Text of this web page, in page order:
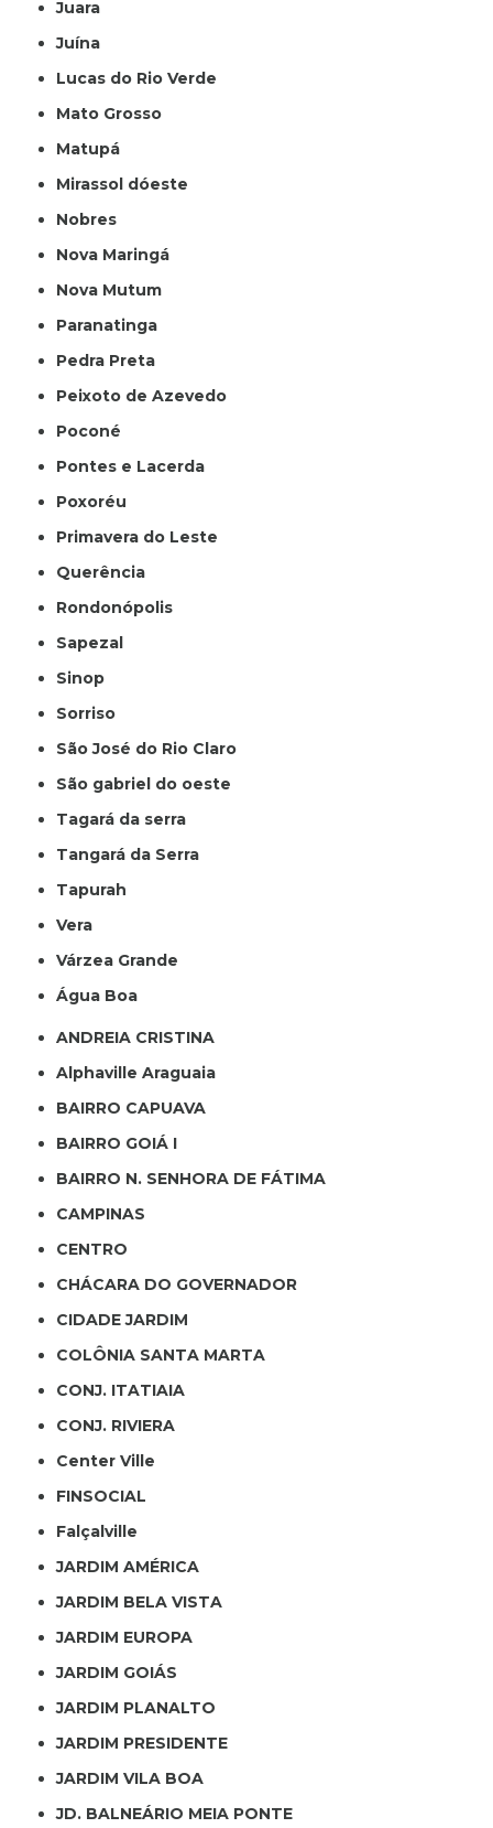
Juara
Juína
Lucas do Rio Verde
Mato Grosso
Matupá
Mirassol dóeste
Nobres
Nova Maringá
Nova Mutum
Paranatinga
Pedra Preta
Peixoto de Azevedo
Poconé
Pontes e Lacerda
Poxoréu
Primavera do Leste
Querência
Rondonópolis
Sapezal
Sinop
Sorriso
São José do Rio Claro
São gabriel do oeste
Tagará da serra
Tangará da Serra
Tapurah
Vera
Várzea Grande
Água Boa
ANDREIA CRISTINA
Alphaville Araguaia
BAIRRO CAPUAVA
BAIRRO GOIÁ I
BAIRRO N. SENHORA DE FÁTIMA
CAMPINAS
CENTRO
CHÁCARA DO GOVERNADOR
CIDADE JARDIM
COLÔNIA SANTA MARTA
CONJ. ITATIAIA
CONJ. RIVIERA
Center Ville
FINSOCIAL
Falçalville
JARDIM AMÉRICA
JARDIM BELA VISTA
JARDIM EUROPA
JARDIM GOIÁS
JARDIM PLANALTO
JARDIM PRESIDENTE
JARDIM VILA BOA
JD. BALNEÁRIO MEIA PONTE